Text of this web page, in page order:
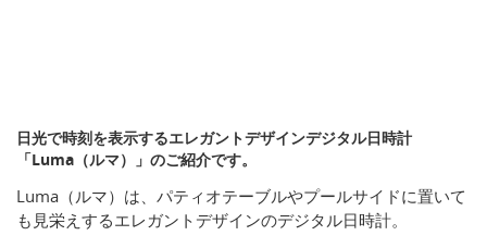
日光で時刻を表示するエレガントデザインデジタル日時計
「Luma（ルマ）」のご紹介です。
Luma（ルマ）は、パティオテーブルやプールサイドに置いて
も見栄えするエレガントデザインのデジタル日時計。